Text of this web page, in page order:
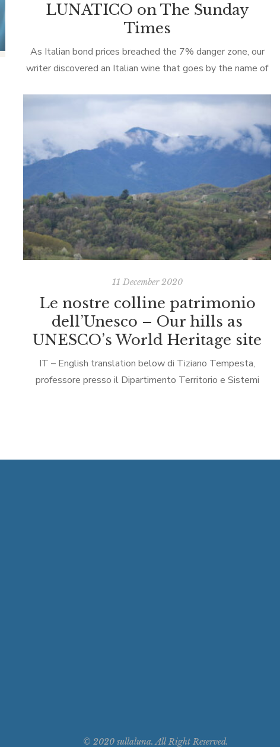
LUNATICO on The Sunday
Times
As Italian bond prices breached the 7% danger zone, our
writer discovered an Italian wine that goes by the name of
Sunday […]
11 December 2020
Le nostre colline patrimonio
dell’Unesco – Our hills as
UNESCO’s World Heritage site
IT – English translation below di Tiziano Tempesta,
professore presso il Dipartimento Territorio e Sistemi
© 2020 sullaluna. All Right Reserved.